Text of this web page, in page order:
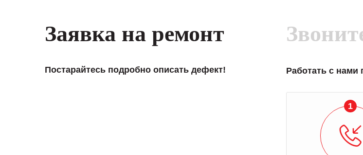
Мы высоко ценим сложившиеся между
искренне желаем «Инженерной компании
Заявка на ремонт
Постарайтесь подробно описать дефект! Работать с нами
1